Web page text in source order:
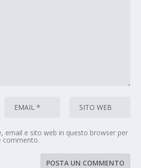
email e sito web in questo browser per
commento.